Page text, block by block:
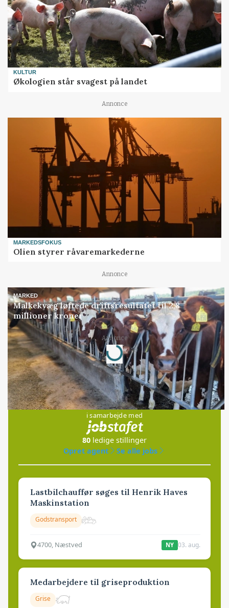
KULTUR
Økologien står svagest på landet
Annonce
MARKEDSFOKUS
Olien styrer råvaremarkederne
Annonce
MARKED
Malkekvæg løftede driftsresultatet til 2,8
millioner kroner
Annonce
Loading...
Jobs
i samarbejde med
80 ledige stillinger
Opret agent
Se alle jobs
Lastbilchauffør søges til Henrik Haves
Maskinstation
Godstransport
4700, Næstved NY 03. aug.
Medarbejdere til griseproduktion
Grise